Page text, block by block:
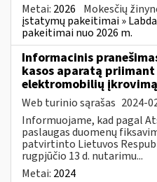
Metai: 2026 Mokesčių
įstatymų pakeitimai »
pakeitimai nuo 2026 m.
Informacinis
kasos aparatą
elektromobilių
Web turinio sąrašas 2024-
Informuojame, kad pagal
paslaugas duomenų
patvirtinto Lietuvos
rugpjūčio 13 d. nutarimu...
Metai: 2024